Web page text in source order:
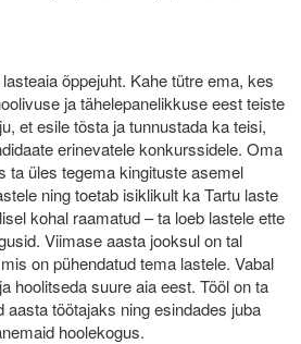
õppejuht. Kahe tütre ema, kes
ja tähelepanelikkuse eest teiste
et esile tõsta ja tunnustada ka teisi,
erinevatele konkurssidele. Oma
ta üles tegema kingituste asemel
ning toetab isiklikult ka Tartu laste
kohal raamatud – ta loeb lastele ette
Viimase aasta jooksul on tal
on pühendatud tema lastele. Vabal
hoolitseda suure aia eest. Tööl on ta
aasta töötajaks ning esindades juba
hoolekogus.